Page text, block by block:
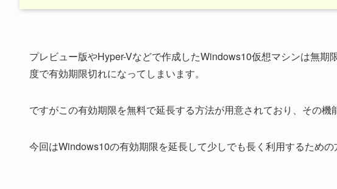
プレビュー版やHyper-Vなどで作成したWindows10仮想マシンは無
度で有効期限切れになってしまいます。
ですがこの有効期限を無料で延長する方法が用意されており、その機
今回はWindows10の有効期限を延長して少しでも長く利用するための